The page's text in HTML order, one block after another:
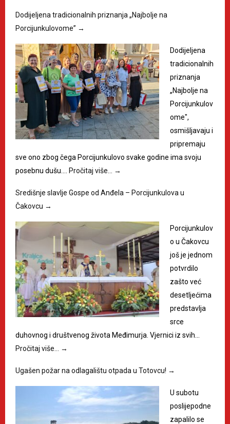
Dodijeljena tradicionalnih priznanja „Najbolje na
Porcijunkulovome” →
Dodijeljena
tradicionalnih
priznanja
„Najbolje na
Porcijunkulov
ome",
osmišljavaju i
pripremaju
sve ono zbog čega Porcijunkulovo svake godine ima svoju
posebnu dušu.…
Pročitaj više… →
Središnje slavlje Gospe od Anđela – Porcijunkulova u
Čakovcu →
Porcijunkulov
o u Čakovcu
još je jednom
potvrdilo
zašto već
desetljećima
predstavlja
srce
duhovnog i društvenog života Međimurja. Vjernici iz svih…
Pročitaj više…
→
Ugašen požar na odlagalištu otpada u Totovcu! →
U subotu
poslijepodne
zapalilo se